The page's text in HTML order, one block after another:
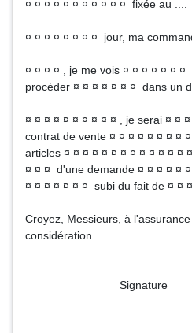
¤ ¤ ¤ ¤ ¤ ¤ ¤ ¤ ¤ ¤ ¤ fixée au ....
¤ ¤ ¤ ¤ ¤ ¤ ¤ ¤ jour, ma
¤ ¤ ¤ ¤ , je me vois ¤ ¤ ¤ ¤ ¤ ¤
procéder ¤ ¤ ¤ ¤ ¤ ¤ ¤ dans un
¤ ¤ ¤ ¤ ¤ ¤ ¤ ¤ ¤ ¤ , je serai ¤ ¤
contrat de vente ¤ ¤ ¤ ¤ ¤ ¤ ¤ ¤
articles ¤ ¤ ¤ ¤ ¤ ¤ ¤ ¤ ¤ ¤ ¤ ¤ ¤
¤ ¤ ¤ d'une demande ¤ ¤ ¤ ¤ ¤
¤ ¤ ¤ ¤ ¤ ¤ ¤ subi du fait de ¤ ¤ ¤
Croyez, Messieurs, à
considération.
Signature